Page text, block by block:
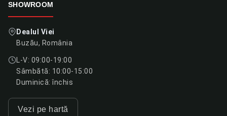
SHOWROOM
Dealul Viei
Buzău, România
L-V: 09:00-19:00
Sâmbătă: 10:00-15:00
Duminică: închis
Vezi pe hartă